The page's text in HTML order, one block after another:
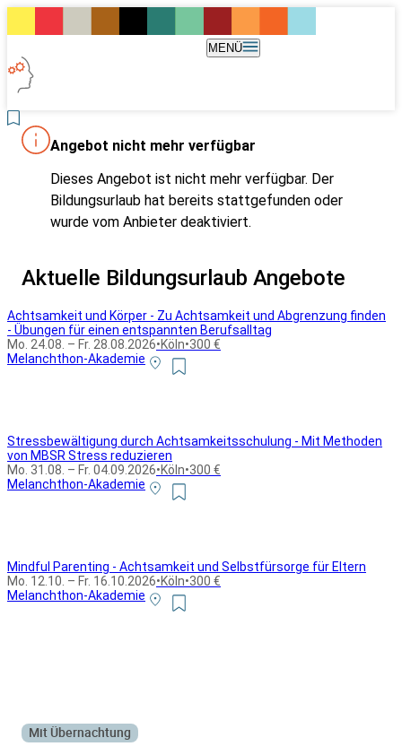
MENÜ
Angebot nicht mehr verfügbar
Dieses Angebot ist nicht mehr verfügbar. Der
Bildungsurlaub hat bereits stattgefunden oder
wurde vom Anbieter deaktiviert.
Aktuelle Bildungsurlaub Angebote
Achtsamkeit und Körper - Zu Achtsamkeit und Abgrenzung finden
- Übungen für einen entspannten Berufsalltag
Mo. 24.08. – Fr. 28.08.2026•Köln•300 €
Melanchthon-Akademie
Stressbewältigung durch Achtsamkeitsschulung - Mit Methoden
von MBSR Stress reduzieren
Mo. 31.08. – Fr. 04.09.2026•Köln•300 €
Melanchthon-Akademie
Mindful Parenting - Achtsamkeit und Selbstfürsorge für Eltern
Mo. 12.10. – Fr. 16.10.2026•Köln•300 €
Melanchthon-Akademie
Mit Übernachtung